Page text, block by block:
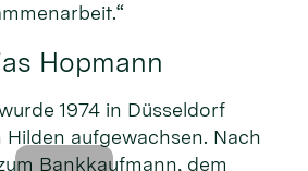
Hopmann
1974 in Düsseldorf
aufgewachsen. Nach
Bankkaufmann, dem